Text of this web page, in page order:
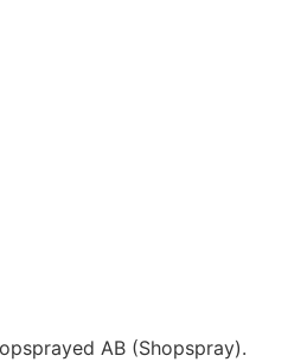
AB (Shopspray).